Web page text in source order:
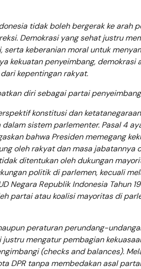
tidak boleh bergerak ke arah
Demokrasi yang sehat justru
keberanian moral untuk
kekuatan penyeimbang, demokrasi
kepentingan rakyat.
diri sebagai partai
konstitusi dan
sistem parlementer. Pasal 4
bahwa Presiden memegang
oleh rakyat dan masa jabatannya
ditentukan oleh dukungan
politik di parlemen, kecuali
Negara Republik Indonesia Tahun
partai atau koalisi mayoritas di
peraturan perundang-
mengatur pembagian
(checks and balances).
DPR tanpa membedakan asal